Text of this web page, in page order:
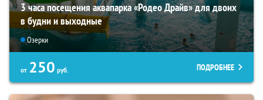
3 часа посещения аквапарка «Родео Драйв» для двоих
в будни и выходные
Озерки
от 250 руб. ПОДРОБНЕЕ